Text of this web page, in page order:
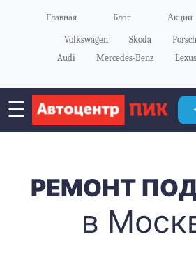
Главная Блог Акции
Volkswagen Skoda
Audi
Mercedes-Benz Lexus
☰
РЕМОНТ
в